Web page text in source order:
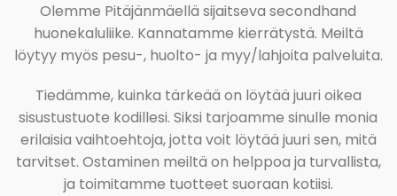
Olemme Pitäjänmäellä sijaitseva secondhand
huonekaluliike. Kannatamme kierrätystä. Meiltä
löytyy myös pesu-, huolto- ja myy/lahjoita palveluita.
Tiedämme, kuinka tärkeää on löytää juuri oikea
sisustustuote kodillesi. Siksi tarjoamme sinulle monia
erilaisia vaihtoehtoja, jotta voit löytää juuri sen, mitä
tarvitset. Ostaminen meiltä on helppoa ja turvallista,
ja toimitamme tuotteet suoraan kotiisi.